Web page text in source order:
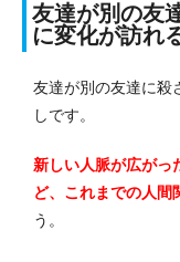
友達が別の友
に変化が訪れ
友達が別の友達に殺
しです。
新しい人脈が広がっ
ど、これまでの人間
う。